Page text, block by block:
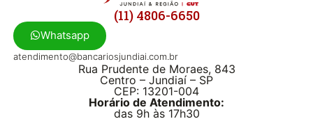
(11) 4806-6650
Whatsapp
atendimento@bancariosjundiai.com.br
Rua Prudente de Moraes, 843
Centro – Jundiaí – SP
CEP: 13201-004
Horário de Atendimento:
das 9h às 17h30